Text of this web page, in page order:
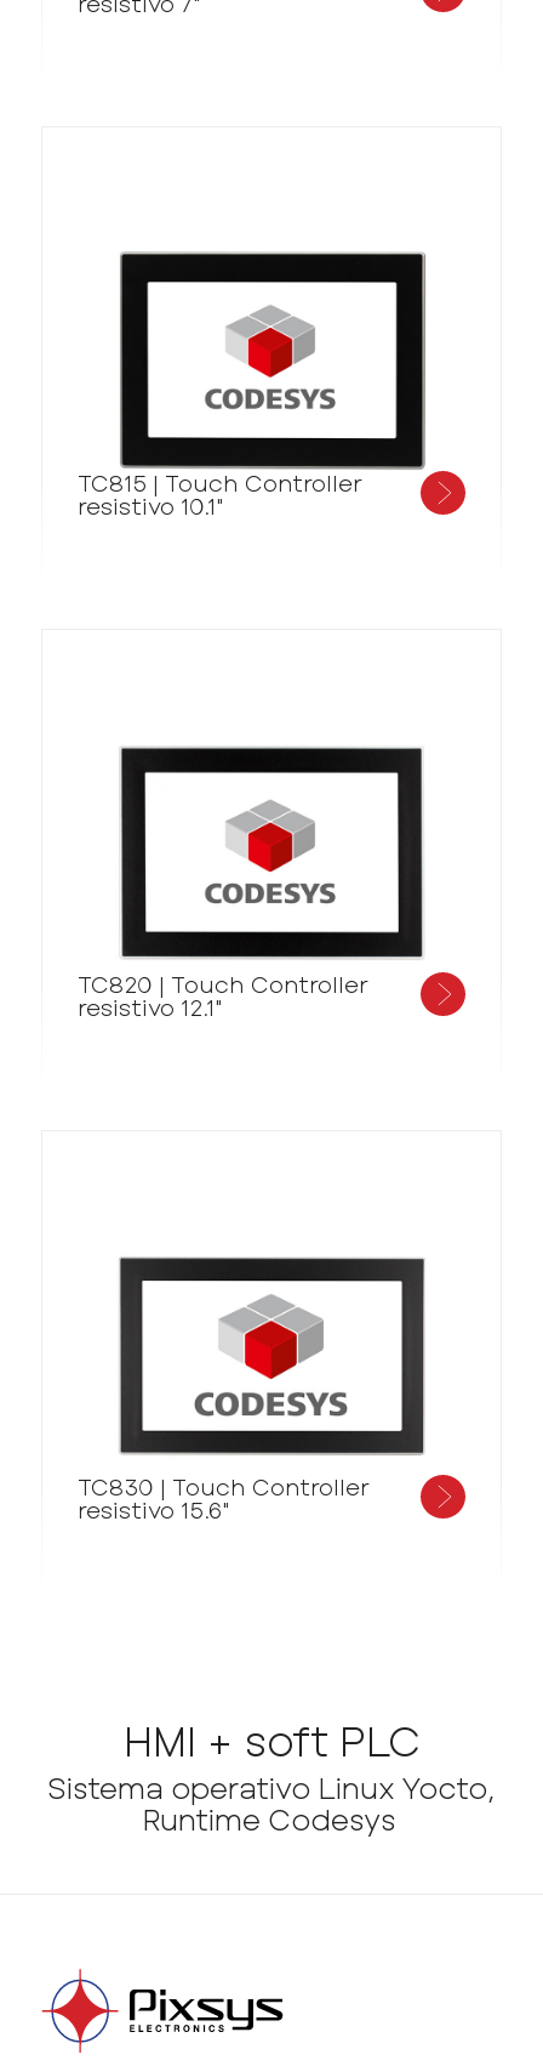
HMI + soft PLC
Sistema operativo Linux Yocto,
Runtime Codesys
TC815 | Touch Controller
resistivo 10.1"
TC820 | Touch Controller
resistivo 12.1"
TC830 | Touch Controller
resistivo 15.6"